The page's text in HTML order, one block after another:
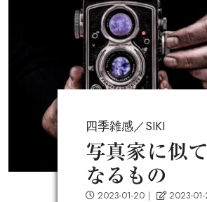
四季雑感／SIKI
写真家に似
なるもの
2023-01-20 ｜ 2023-